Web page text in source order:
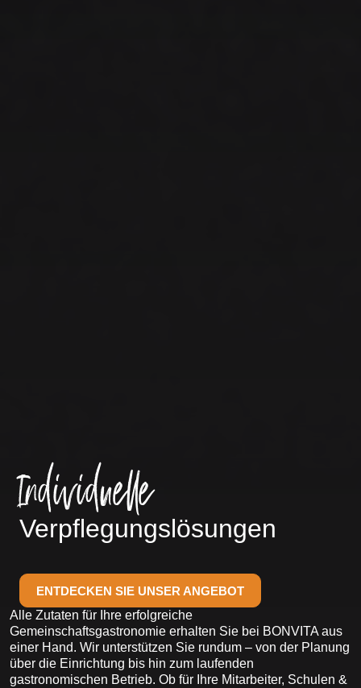
Individuelle
Verpflegungslösungen
ENTDECKEN SIE UNSER ANGEBOT
Alle Zutaten für Ihre erfolgreiche
Gemeinschaftsgastronomie erhalten Sie bei BONVITA aus
einer Hand. Wir unterstützen Sie rundum – von der Planung
über die Einrichtung bis hin zum laufenden
gastronomischen Betrieb. Ob für Ihre Mitarbeiter, Schulen &